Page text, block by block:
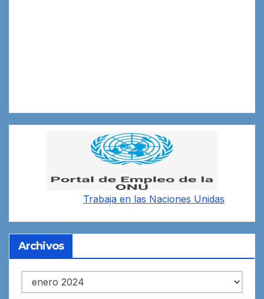
Trabaja en las Naciones Unidas
Archivos
Archivos